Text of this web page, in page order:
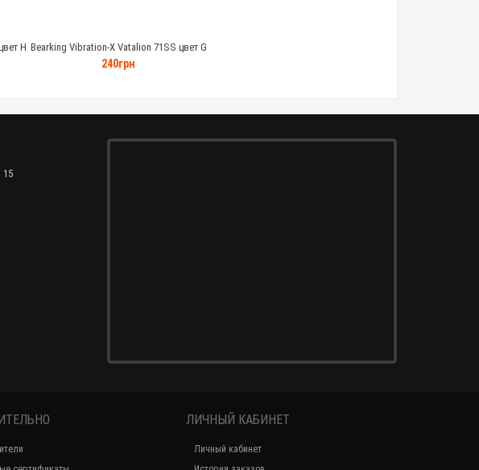
H Bearking Vibration-X Vatalion 71SS цвет G
10.7 грамм
240грн
15
ЛИЧНЫЙ КАБИНЕТ
Личный кабинет